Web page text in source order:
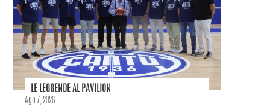
LE LEGGENDE AL PAVILION
Ago 7, 2026